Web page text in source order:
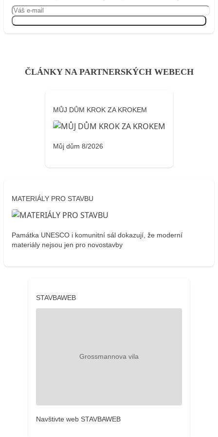
ČLÁNKY NA PARTNERSKÝCH WEBECH
MŮJ DŮM KROK ZA KROKEM
Můj dům 8/2026
MATERIÁLY PRO STAVBU
Památka UNESCO i komunitní sál dokazují, že moderní
materiály nejsou jen pro novostavby
STAVBAWEB
Navštivte web STAVBAWEB